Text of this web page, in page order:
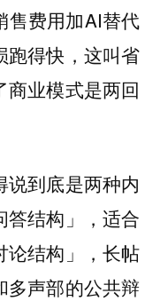
售费用加AI替代
跑得快，这叫省
商业模式是两回
说到底是两种内
答结构」，适合
论结构」，长帖
多声部的公共辩